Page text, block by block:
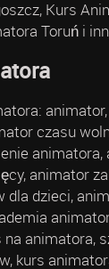
Kurs
Toruń i
czasu
animator
dla dzieci,
animatora,
kurs